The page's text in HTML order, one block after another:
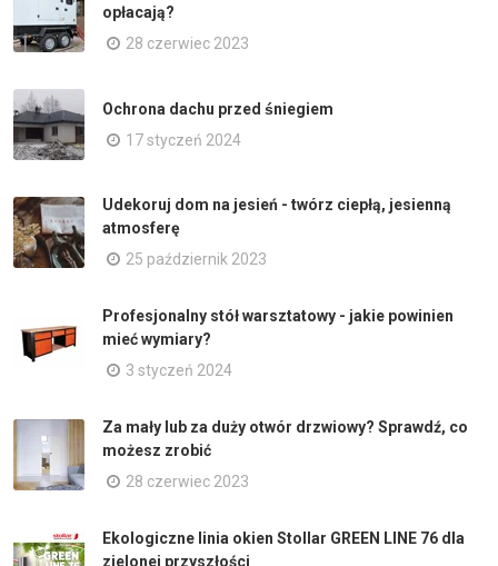
opłacają?
28 czerwiec 2023
Ochrona dachu przed śniegiem
17 styczeń 2024
Udekoruj dom na jesień - twórz ciepłą, jesienną
atmosferę
25 październik 2023
Profesjonalny stół warsztatowy - jakie powinien
mieć wymiary?
3 styczeń 2024
Za mały lub za duży otwór drzwiowy? Sprawdź, co
możesz zrobić
28 czerwiec 2023
Ekologiczne linia okien Stollar GREEN LINE 76 dla
zielonej przyszłości